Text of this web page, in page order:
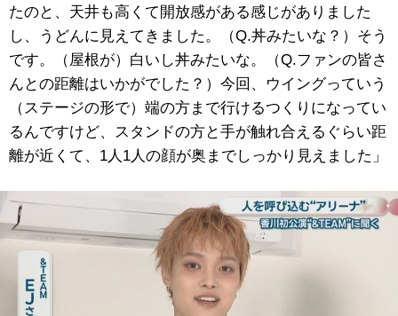
たのと、天井も高くて開放感がある感じがありました
し、うどんに見えてきました。（Q.丼みたいな？）そう
です。（屋根が）白いし丼みたいな。（Q.ファンの皆さ
んとの距離はいかがでした？）今回、ウイングっていう
（ステージの形で）端の方まで行けるつくりになってい
るんですけど、スタンドの方と手が触れ合えるぐらい距
離が近くて、1人1人の顔が奥までしっかり見えました」